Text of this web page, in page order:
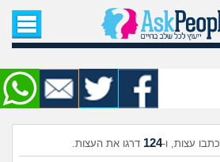
עמוד הבית
שאל שאלה
שאלות חדשות
שאלות שעוררו עניין
כתבו עצות, ו-124 דרגו את העצות.